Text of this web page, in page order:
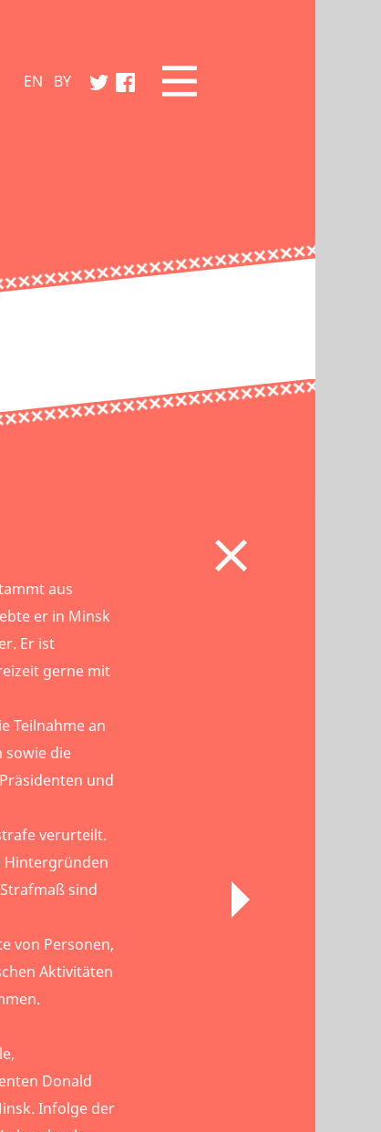
EN BY
aus
er in Minsk
Er ist
gerne mit
Teilnahme an
sowie die
und
verurteilt.
Hintergründen
sind
von Personen,
Aktivitäten
Donald
Infolge der